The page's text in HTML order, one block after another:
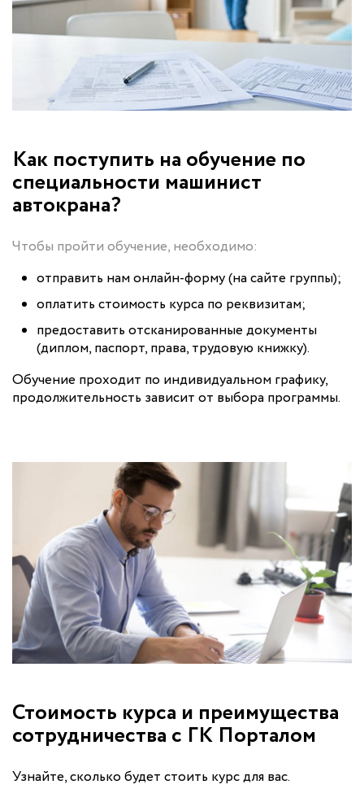
Как поступить на обучение по
специальности машинист
автокрана?
Чтобы пройти обучение, необходимо:
отправить нам онлайн-форму (на сайте группы);
оплатить стоимость курса по реквизитам;
предоставить отсканированные документы
(диплом, паспорт, права, трудовую книжку).
Обучение проходит по индивидуальном графику,
продолжительность зависит от выбора программы.
Стоимость курса и преимущества
сотрудничества с ГК Порталом
Узнайте, сколько будет стоить курс для вас.